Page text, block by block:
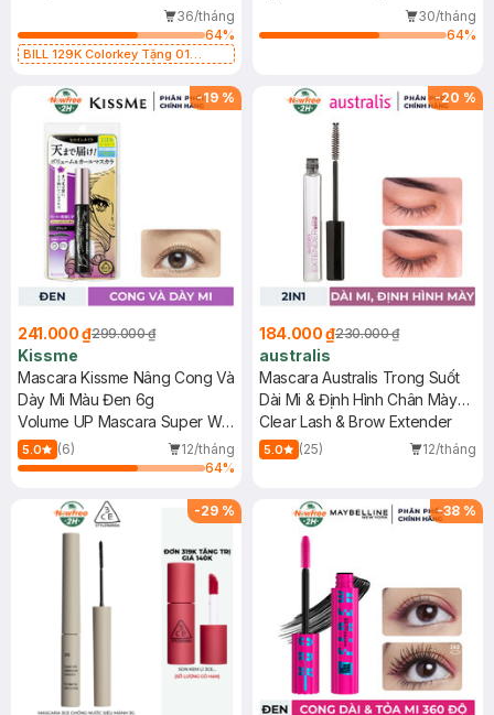
36/tháng
64%
BILL 129K Colorkey Tặng 01
có hạn)
Mascara + Lip & Eyes Make Up
Remover
30/tháng
64%
-19 %
241.000 ₫299.000 ₫
Kissme
Mascara Kissme Nâng Cong Và
Dày Mi Màu Đen 6g
Volume UP Mascara Super WP
#01 Black
5.0 (6)
12/tháng
64%
-20 %
184.000 ₫230.000 ₫
australis
Mascara Australis Trong Suốt
Dài Mi & Định Hình Chân Mày
8ml
Clear Lash & Brow Extender
5.0 (25) 12/tháng
-29 % -38 %